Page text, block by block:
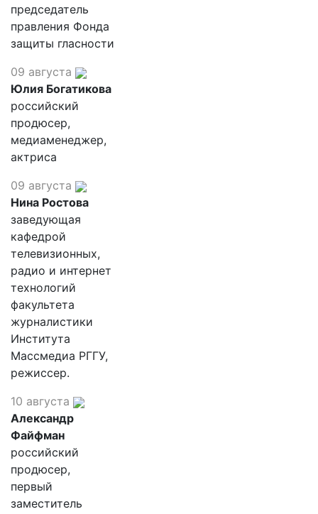
председатель
правления Фонда
защиты гласности
09 августа
Юлия Богатикова
российский
продюсер,
медиаменеджер,
актриса
09 августа
Нина Ростова
заведующая
кафедрой
телевизионных,
радио и интернет
технологий
факультета
журналистики
Института
Массмедиа РГГУ,
режиссер.
10 августа
Александр
Файфман
российский
продюсер,
первый
заместитель